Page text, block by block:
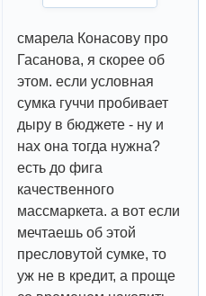
смарела Конасову про
Гасанова, я скорее об
этом. если условная
сумка гуччи пробивает
дыру в бюджете - ну и
нах она тогда нужна?
есть до фига
качественного
массмаркета. а вот если
мечтаешь об этой
пресловутой сумке, то
уж не в кредит, а проще